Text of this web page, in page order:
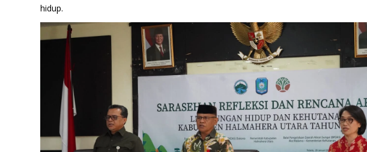
hidup.